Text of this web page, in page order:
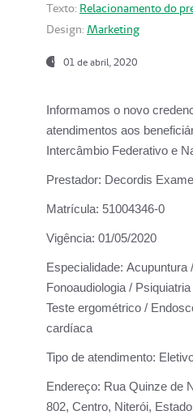
Texto: Relacionamento do
Design: Marketing
01 de abril, 2020
Informamos o novo
atendimentos aos
Intercâmbio Federativo e
Prestador: Decordis
Matrícula: 51004346-0
Vigência: 01/05/2020
Especialidade: Acupuntura
Fonoaudiologia /
Teste ergométrico /
cardíaca
Tipo de atendimento:
Endereço: Rua Quinze de
802, Centro, Niterói,